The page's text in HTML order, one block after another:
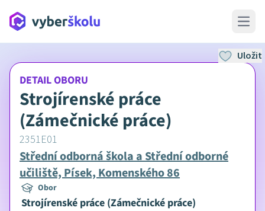
Open
DETAIL OBORU
Strojírenské práce
(Zámečnické práce)
2351E01
Střední odborná škola a Střední odborné
učiliště, Písek, Komenského 86
Obor
Strojírenské práce (Zámečnické práce)
Uložit